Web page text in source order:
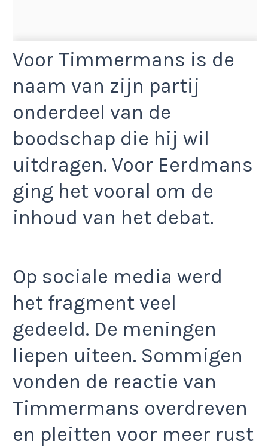
Voor Timmermans is de
naam van zijn partij
onderdeel van de
boodschap die hij wil
uitdragen. Voor Eerdmans
ging het vooral om de
inhoud van het debat.
Op sociale media werd
het fragment veel
gedeeld. De meningen
liepen uiteen. Sommigen
vonden de reactie van
Timmermans overdreven
en pleitten voor meer rust